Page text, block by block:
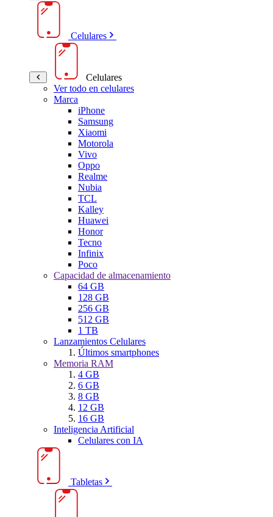
Celulares
Celulares
Ver todo en celulares
Marca
iPhone
Samsung
Xiaomi
Motorola
Vivo
Oppo
Realme
Nubia
TCL
Kalley
Huawei
Honor
Tecno
Infinix
Poco
Capacidad de almacenamiento
64 GB
128 GB
256 GB
512 GB
1 TB
Lanzamientos Celulares
Últimos smartphones
Memoria RAM
4 GB
6 GB
8 GB
12 GB
16 GB
Inteligencia Artificial
Celulares con IA
Tabletas